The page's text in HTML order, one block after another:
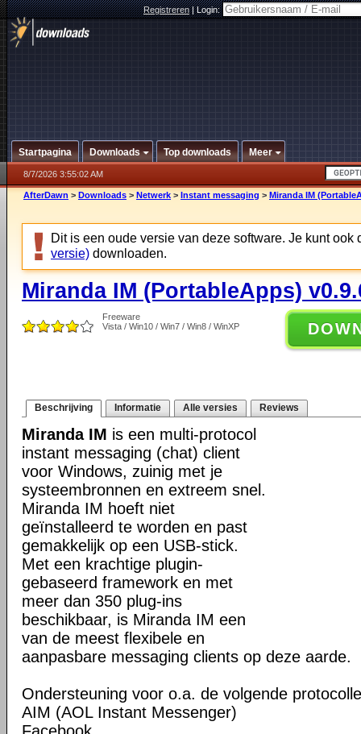
Registreren|Login:
Startpagina Downloads Top downloads Meer
8/7/2026 3:55:02 AM
AfterDawn > Downloads > Netwerk > Instant messaging > Miranda IM
Dit is een oude versie van deze software. Je kunt ook
versie) downloaden.
Miranda IM (PortableApps)
Freeware
Vista / Win10 / Win7 / Win8 / WinXP
Beschrijving Informatie Alle versies Reviews
Miranda IM is een multi-protocol
instant messaging (chat) client
voor Windows, zuinig met je
systeembronnen en extreem snel.
Miranda IM hoeft niet
geïnstalleerd te worden en past
gemakkelijk op een USB-stick.
Met een krachtige plugin-
gebaseerd framework en met
meer dan 350 plug-ins
beschikbaar, is Miranda IM een
van de meest flexibele en
aanpasbare messaging clients op deze aarde.
Ondersteuning voor o.a. de volgende
AIM (AOL Instant Messenger)